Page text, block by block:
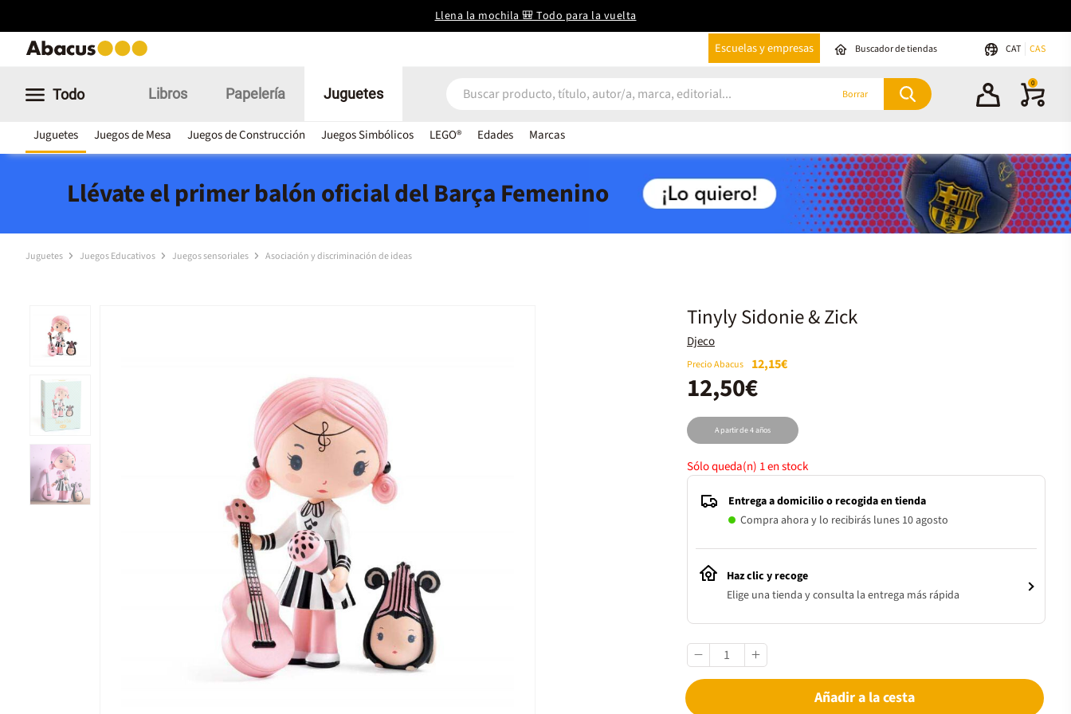
Llena la mochila 🎒 Todo para la vuelta
Escuelas y empresas Buscador de tiendas CAT CAS
Todo Libros Papelería Juguetes
Juguetes Juegos de Mesa Juegos de Construcción Juegos Simbólicos LEGO® Edades Marcas
Borrar
0
Llévate el primer balón oficial del Barça Femenino
Juguetes Juegos Educativos Juegos sensoriales Asociación y discriminación de ideas
Tinyly Sidonie & Zick
Djeco
Precio Abacus 12,15€
12,50€
A partir de 4 años
Sólo queda(n) 1en stock
Entrega a domicilio o recogida en tienda
Compra ahora y lo recibirás lunes 10 agosto
Haz clic y recoge
Elige una tienda y consulta la entrega más rápida
Añadir a la cesta